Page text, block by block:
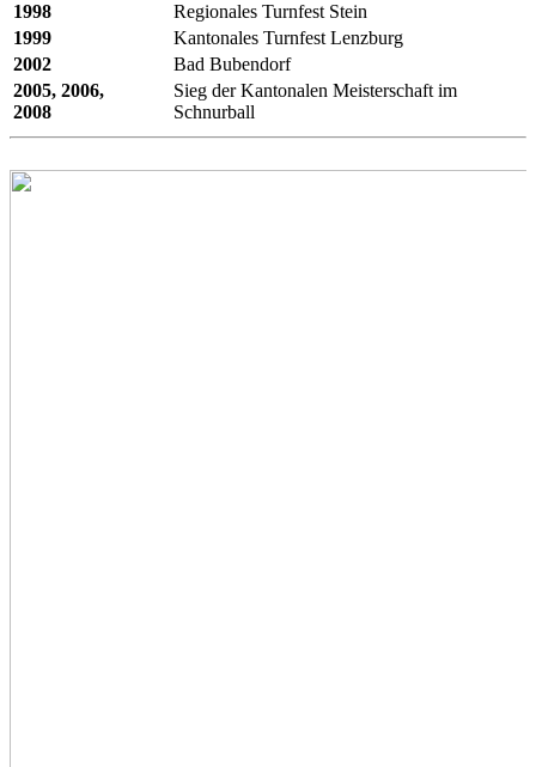
1998
Regionales Turnfest Stein
1999
Kantonales Turnfest Lenzburg
2002
Bad Bubendorf
2005, 2006,
2008
Sieg der Kantonalen Meisterschaft im
Schnurball